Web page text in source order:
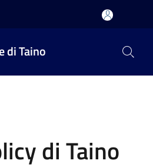
di Taino
di Taino